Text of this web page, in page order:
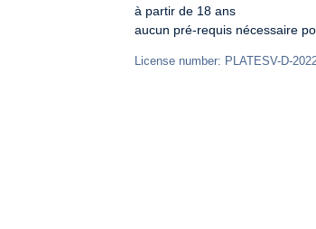
à partir de 18 ans
aucun pré-requis nécessaire
License number: PLATESV-D-